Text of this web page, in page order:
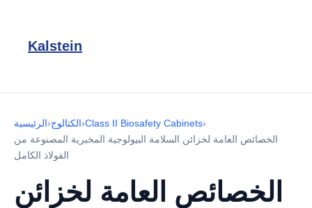
Kalstein
الرئيسية›الكتالوج›Class II Biosafety Cabinets›
الخصائص العامة لخزائن السلامة البيولوجية المخبرية المصنوعة من
الفولاذ الكامل
الخصائص العامة لخزائن